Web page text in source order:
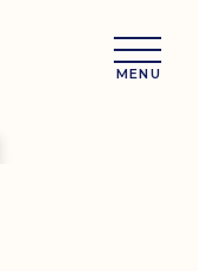
MENU